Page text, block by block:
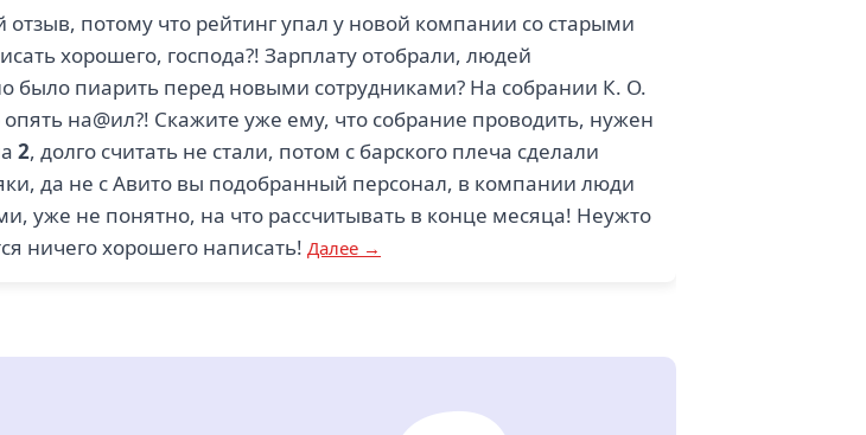
потому что рейтинг упал у новой компании со старыми
хорошего, господа?! Зарплату отобрали, людей
было пиарить перед новыми сотрудниками? На собрании К. О.
на@ил?! Скажите уже ему, что собрание проводить, нужен
2, долго считать не стали, потом с барского плеча сделали
да не с Авито вы подобранный персонал, в компании люди
уже не понятно, на что рассчитывать в конце месяца! Неужто
ничего хорошего написать! Далее →